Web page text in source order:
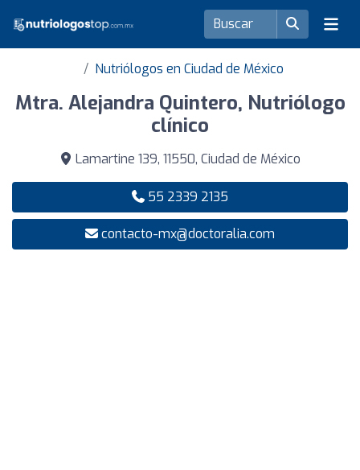
Nutriólogos en Ciudad de México
Mtra. Alejandra Quintero, Nutriólogo
clínico
Lamartine 139, 11550, Ciudad de México
55 2339 2135
contacto-mx@doctoralia.com